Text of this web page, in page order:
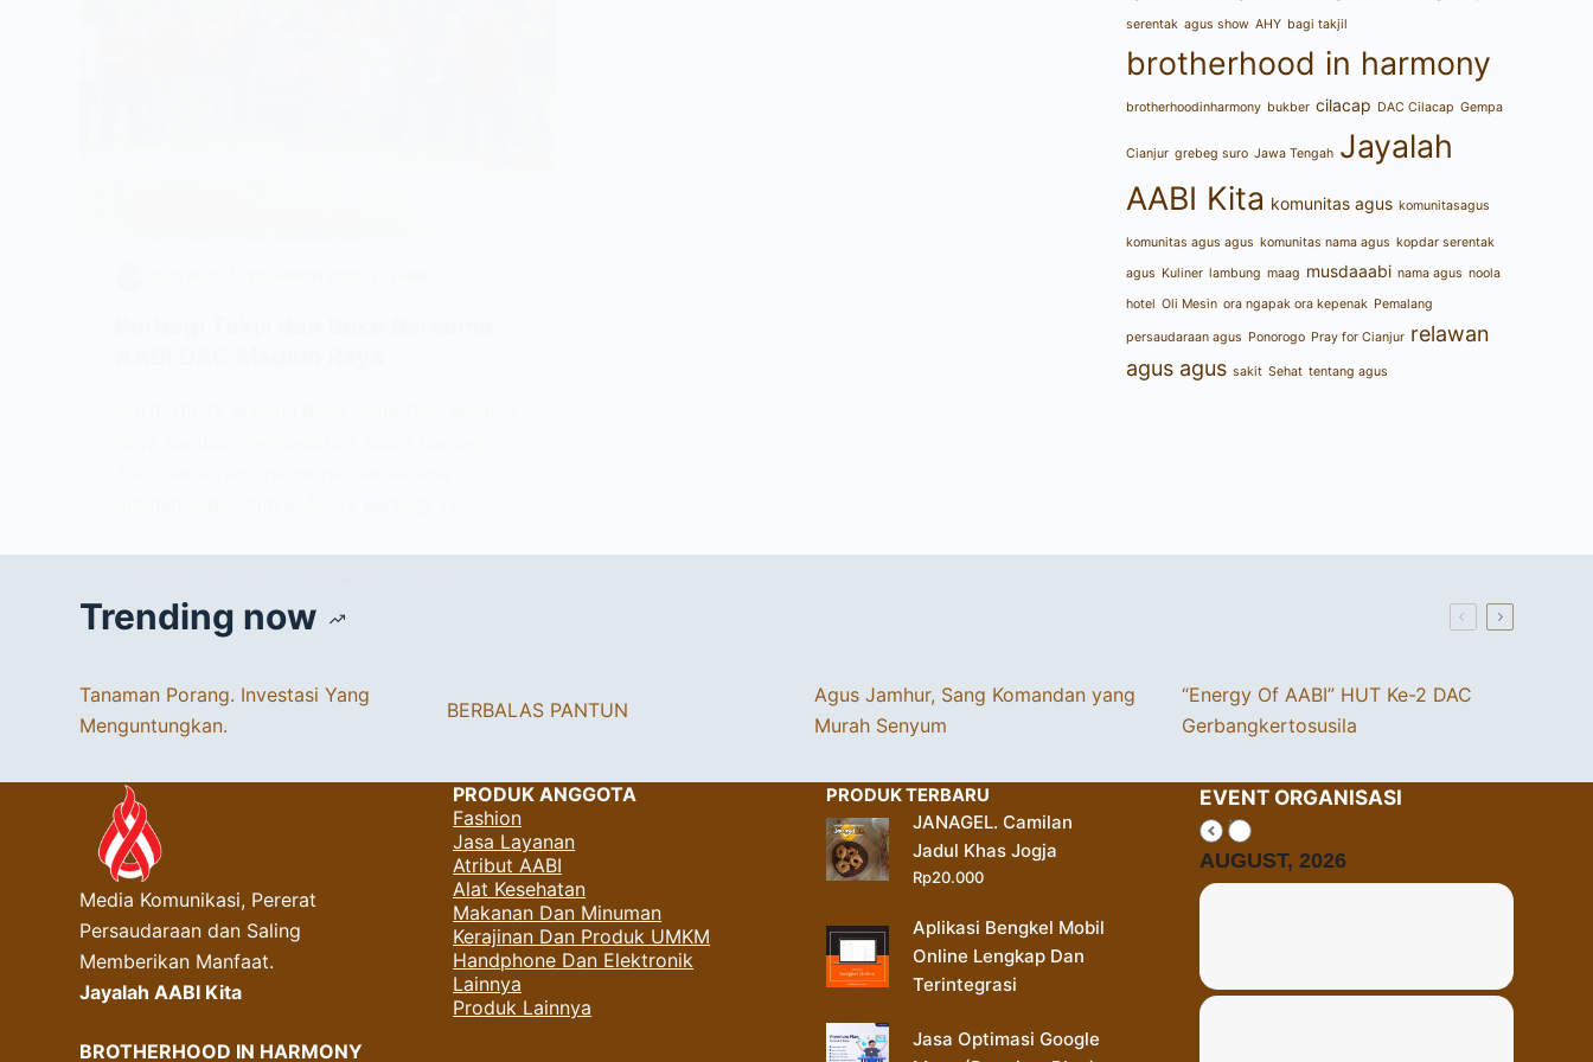
serentak agus show AHY bagi takjil
brotherhood in harmony
brotherhoodinharmony bukber cilacap DAC Cilacap Gempa
Cianjur grebeg suro Jawa Tengah Jayalah
AABI Kita komunitas agus komunitasagus
komunitas agus agus komunitas nama agus kopdar serentak
agus Kuliner lambung maag musdaaabi nama agus noola
hotel Oli Mesin ora ngapak ora kepenak Pemalang
persaudaraan agus Ponorogo Pray for Cianjur relawan
agus agus sakit Sehat tentang agus
Trending now
Tanaman Porang. Investasi Yang
Menguntungkan.
BERBALAS PANTUN
Agus Jamhur, Sang Komandan yang
Murah Senyum
“Energy Of AABI” HUT Ke-2 DAC
Gerbangkertosusila
Media Komunikasi, Pererat
Persaudaraan dan Saling
Memberikan Manfaat.
Jayalah AABI Kita
BROTHERHOOD IN HARMONY
PRODUK ANGGOTA
Fashion
Jasa Layanan
Atribut AABI
Alat Kesehatan
Makanan Dan Minuman
Kerajinan Dan Produk UMKM
Handphone Dan Elektronik
Lainnya
Produk Lainnya
PRODUK TERBARU
JANAGEL. Camilan
Jadul Khas Jogja
Rp20.000
Aplikasi Bengkel Mobil
Online Lengkap Dan
Terintegrasi
Jasa Optimasi Google
EVENT ORGANISASI
AUGUST, 2026